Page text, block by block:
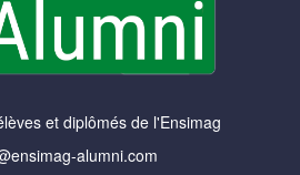
et diplômés de l'Ensimag
alumni.com